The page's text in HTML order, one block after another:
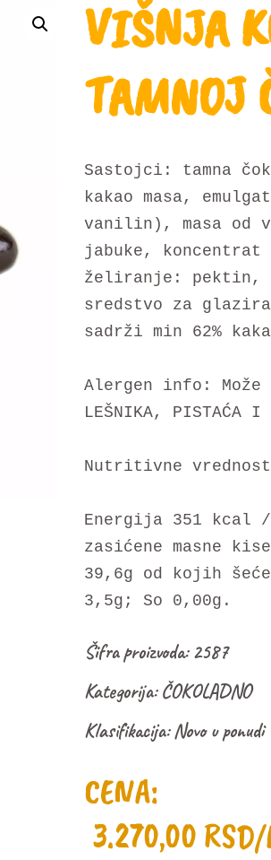
VIŠNJA
TAMNOJ
Sastojci: tamna
kakao masa,
vanilin), masa od
jabuke, koncentrat
želiranje: pektin,
sredstvo za
sadrži min 62%
Alergen info: Može
LEŠNIKA, PISTAĆA I
Nutritivne
Energija 351 kcal
zasićene masne
39,6g od kojih
3,5g; So 0,00g.
Šifra proizvoda:2587
Kategorija:ČOKOLADNO
Klasifikacija:Novo u ponudi
CENA:
3.270,00 RSD/